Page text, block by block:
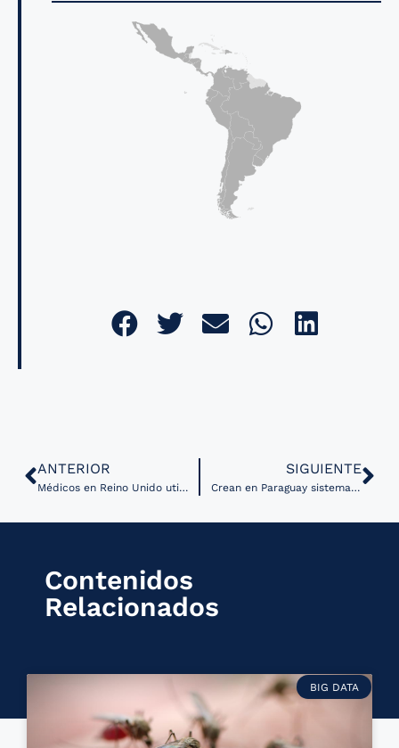
ANTERIOR
Médicos en Reino Unido utilizan Inteligencia Artificial para detectar pacientes con mayores riesgos durante cirugía
SIGUIENTE
Crean en Paraguay sistema de salud digital para conectar a médicos y pacientes
Contenidos
Relacionados
BIG DATA